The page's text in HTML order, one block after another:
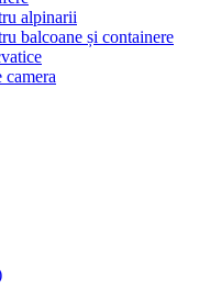
alpinarii
balcoane și containere
camera